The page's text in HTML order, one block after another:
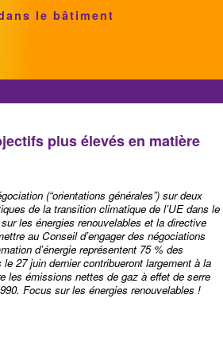
le bâtiment
plus élevés en matière
(“orientations générales”) sur deux
de la transition climatique de l’UE dans le
les énergies renouvelables et la directive
au Conseil d’engager des négociations
d’énergie représentent 75 % des
27 juin dernier contribueront largement à la
les émissions nettes de gaz à effet de serre
Focus sur les énergies renouvelables !